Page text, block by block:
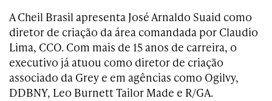
A Cheil Brasil apresenta José Arnaldo Suaid como
diretor de criação da área comandada por Claudio
Lima, CCO. Com mais de 15 anos de carreira, o
executivo já atuou como diretor de criação
associado da Grey e em agências como Ogilvy,
DDBNY, Leo Burnett Tailor Made e R/GA.